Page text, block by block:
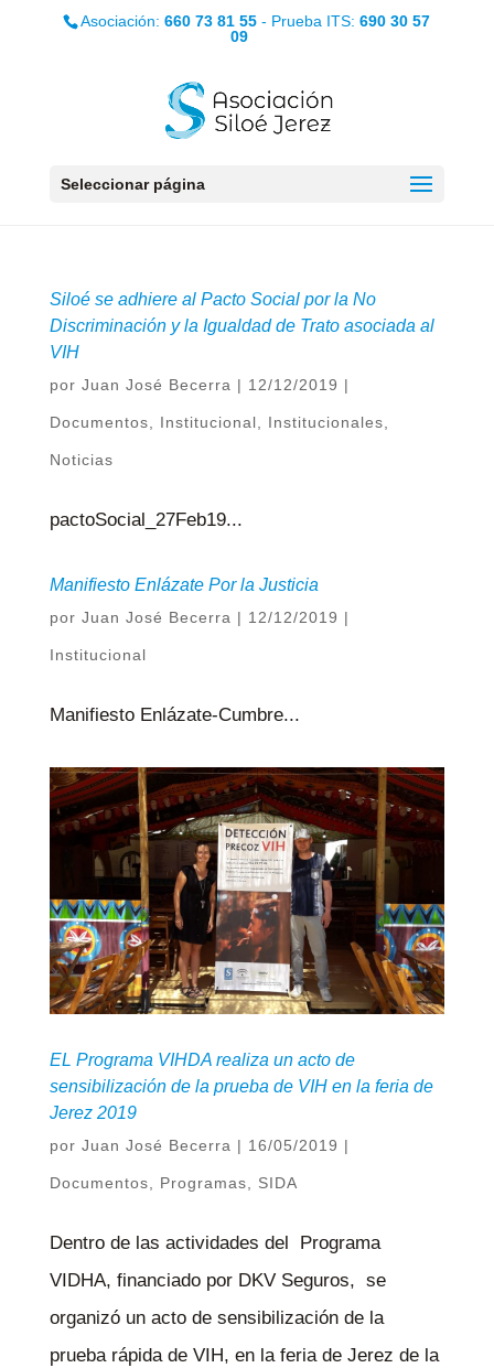
Asociación:660 73 81 55 - Prueba ITS:690 30 57
09
Seleccionar página
Siloé se adhiere al Pacto Social por la No
Discriminación y la Igualdad de Trato asociada al
VIH
por Juan José Becerra | 12/12/2019 |
Documentos Institucional Institucionales
Noticias
pactoSocial_27Feb19...
Manifiesto Enlázate Por la Justicia
por Juan José Becerra | 12/12/2019 |
Institucional
Manifiesto Enlázate-Cumbre...
EL Programa VIHDA realiza un acto de
sensibilización de la prueba de VIH en la feria de
Jerez 2019
por Juan José Becerra | 16/05/2019 |
Documentos Programas SIDA
Dentro de las actividades del Programa
VIDHA, financiado por DKV Seguros, se
organizó un acto de sensibilización de la
prueba rápida de VIH, en la feria de Jerez de la